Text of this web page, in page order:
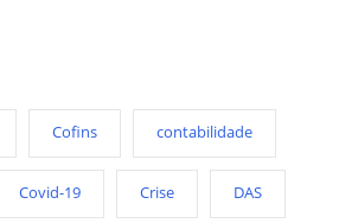
Cofins contabilidade
Covid-19 Crise DAS